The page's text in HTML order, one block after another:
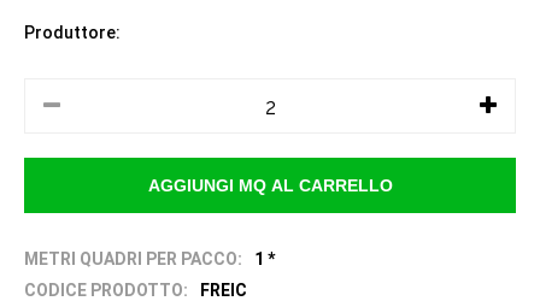
Produttore:
METRI QUADRI PER PACCO:
1 *
CODICE PRODOTTO:
FREIC